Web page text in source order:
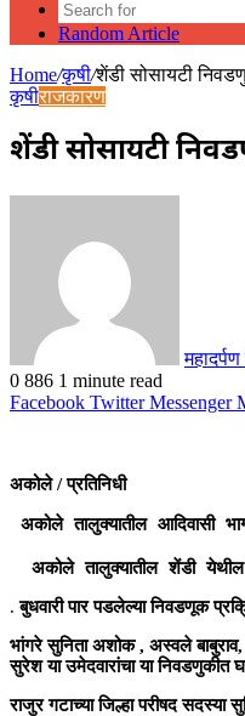
Random Article
Home/कृषी/शेंडी सोसायटी
कृषीराजकारण
शेंडी सोसायटी
0 886 1 minute read
Facebook Twitter Messenger
अकोले / प्रतिनिधी
अकोले तालुक्यातील आदिवासी
अकोले तालुक्यातील शेंडी येथील
.बुधवारी पार पडलेल्या निवडणूक
भांगरे सुनिता अशोक , अस्वले
सुरेश या उमेदवारांचा या निवडणुकीत
राजुर गटाच्या जिल्हा परीषद सदस्या